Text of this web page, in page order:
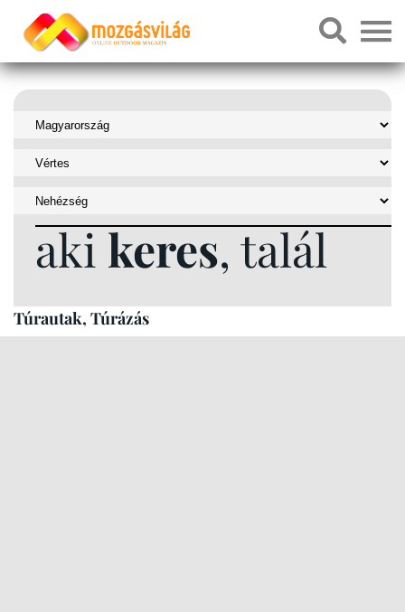
aki keres, talál
Túrautak, Túrázás